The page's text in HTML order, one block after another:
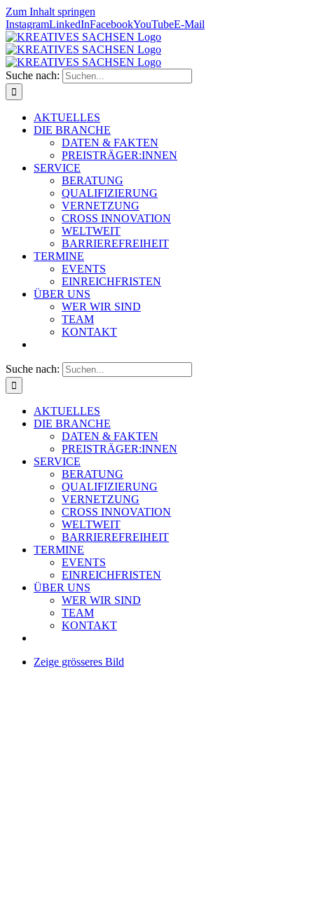
Zum Inhalt springen
InstagramLinkedInFacebookYouTubeE-Mail
Suche nach:
AKTUELLES
DIE BRANCHE
DATEN & FAKTEN
PREISTRÄGER:INNEN
SERVICE
BERATUNG
QUALIFIZIERUNG
VERNETZUNG
CROSS INNOVATION
WELTWEIT
BARRIEREFREIHEIT
TERMINE
EVENTS
EINREICHFRISTEN
ÜBER UNS
WER WIR SIND
TEAM
KONTAKT
Suche nach:
AKTUELLES
DIE BRANCHE
DATEN & FAKTEN
PREISTRÄGER:INNEN
SERVICE
BERATUNG
QUALIFIZIERUNG
VERNETZUNG
CROSS INNOVATION
WELTWEIT
BARRIEREFREIHEIT
TERMINE
EVENTS
EINREICHFRISTEN
ÜBER UNS
WER WIR SIND
TEAM
KONTAKT
Zeige grösseres Bild